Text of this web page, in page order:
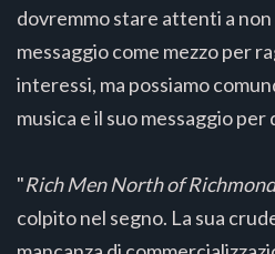
dovremmo stare attenti a
messaggio come mezzo per
interessi, ma possiamo
musica e il suo messaggio per
"Rich Men North of Richmond
colpito nel segno. La sua